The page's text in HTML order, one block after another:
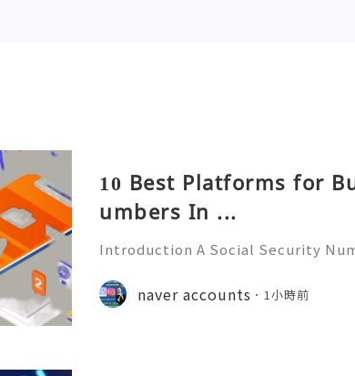
10 Best Platforms for
umbers In ...
Introduction A Social Security
official identification,
overnment-related pur
naver accounts 1小時前